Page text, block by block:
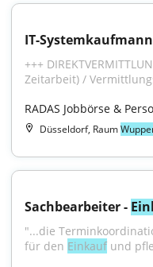
IT-
+++
Zeitarbeit) /
RADAS Jobbörse &
Düsseldorf, Raum
Sachbearbeiter -
"...die
für den Einkauf und